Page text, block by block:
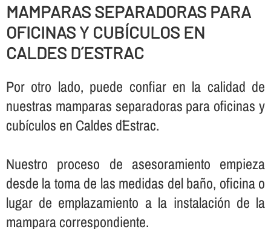
MAMPARAS SEPARADORAS PARA
OFICINAS Y CUBÍ­CULOS EN
CALDES D´ESTRAC
Por otro lado, puede confiar en la calidad de
nuestras mamparas separadoras para oficinas y
cubí­culos en Caldes d´Estrac.
Nuestro proceso de asesoramiento empieza
desde la toma de las medidas del baño, oficina o
lugar de emplazamiento a la instalación de la
mampara correspondiente.